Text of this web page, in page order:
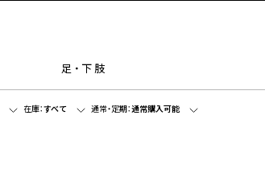
足・下肢
在庫：すべて 通常・定期：通常購入可能